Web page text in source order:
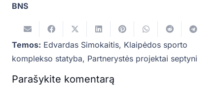
BNS
Temos: Edvardas Simokaitis, Klaipėdos sporto
komplekso statyba, Partnerystės projektai septyni
Parašykite komentarą